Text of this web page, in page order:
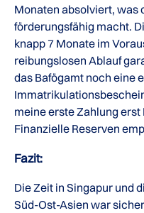
Monaten absolviert,
förderungsfähig macht.
knapp 7 Monate im
reibungslosen Ablauf
das Bafögamt noch eine
meine erste Zahlung
Finanzielle Reserven
Fazit:
Die Zeit in Singapur und
Süd-Ost-Asien war